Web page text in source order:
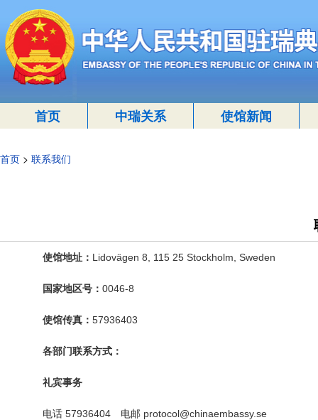
首页 中瑞关系 使馆新闻
首页 > 联系我们
使馆地址： Lidovägen 8, 115 25 Stockholm, Sweden
国家地区号： 0046-8
使馆传真： 57936403
各部门联系方式：
礼宾事务
电话 57936404 电邮 protocol@chinaembassy.se